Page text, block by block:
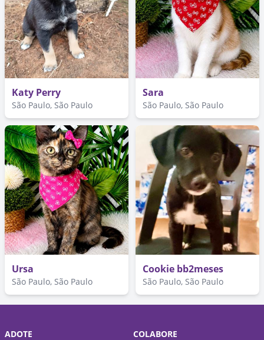
Katy Perry
São Paulo, São Paulo
Sara
São Paulo, São Paulo
Ursa
São Paulo, São Paulo
Cookie bb2meses
São Paulo, São Paulo
ADOTE
COLABORE